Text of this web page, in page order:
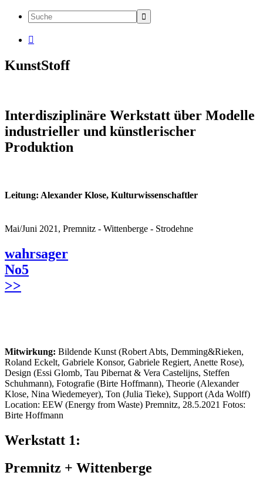

KunstStoff
Interdisziplinäre Werkstatt über Modelle
industrieller und künstlerischer
Produktion
Leitung: Alexander Klose, Kulturwissenschaftler
Mai/Juni 2021, Premnitz - Wittenberge - Strodehne
wahrsager
No5
>>
Mitwirkung: Bildende Kunst (Robert Abts, Demming&Rieken,
Roland Eckelt, Gabriele Konsor, Gabriele Regiert, Anette Rose),
Design (Essi Glomb, Tau Pibernat & Vera Castelijns, Steffen
Schuhmann), Fotografie (Birte Hoffmann), Theorie (Alexander
Klose, Nina Wiedemeyer), Ton (Julia Tieke), Support (Ada Wolff)
Location: EEW (Energy from Waste) Premnitz, 28.5.2021 Fotos:
Birte Hoffmann
Werkstatt 1:
Premnitz + Wittenberge